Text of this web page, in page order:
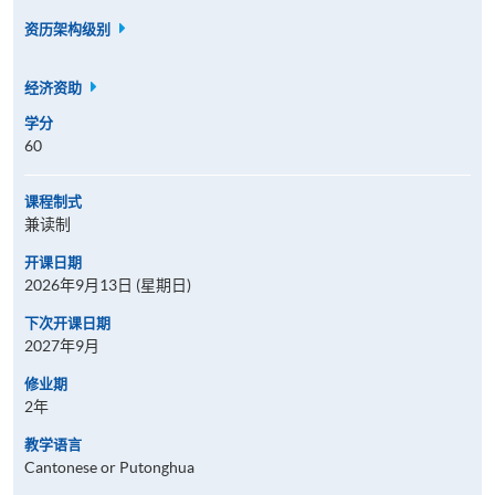
资历架构级别
经济资助
学分
60
课程制式
兼读制
开课日期
2026年9月13日 (星期日)
下次开课日期
2027年9月
修业期
2年
教学语言
Cantonese or Putonghua